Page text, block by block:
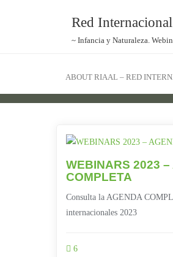
Red
~ Infancia y Naturaleza.
ABOUT RIAAL – RED
WEBINARS 2023 –
COMPLETA
Consulta la AGENDA
internacionales 2023
6